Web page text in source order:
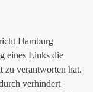
Hamburg
eines Links die
zu verantworten hat.
verhindert